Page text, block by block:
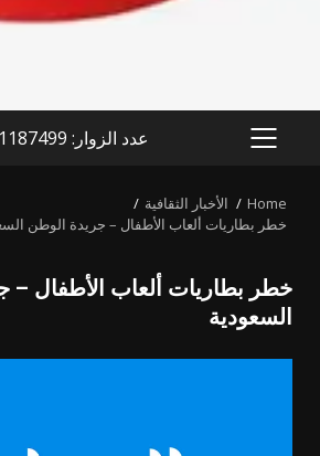
PRIMARY
عدد الزوار: 1187499
Home
الأخبار الثقافية
خطر بطاريات ألعاب الأطفال – جريدة الوطن
خطر بطاريات ألعاب الأطفال –
السعودية